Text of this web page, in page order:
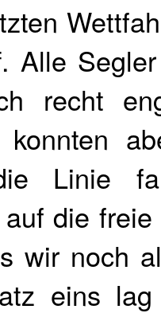
Alle
recht
konnten
Linie
die
wir noch
eins